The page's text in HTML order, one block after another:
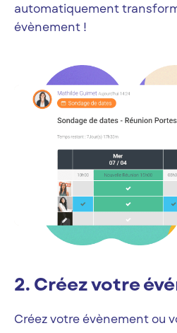
automatiquement
évènement !
2. Créez votre
Créez votre évènement ou